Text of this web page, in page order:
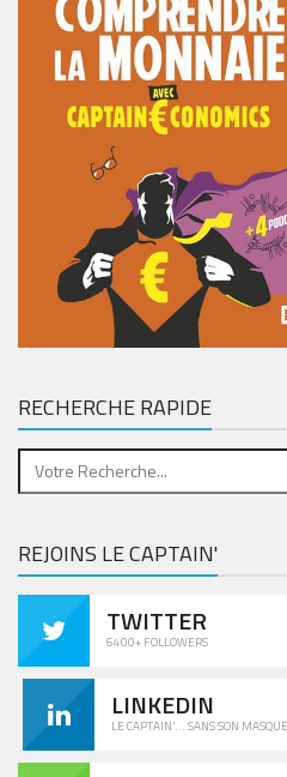
RECHERCHE RAPIDE
REJOINS LE CAPTAIN'
TWITTER
6400+ FOLLOWERS
LINKEDIN
LE CAPTAIN'... SANS SON MASQUE